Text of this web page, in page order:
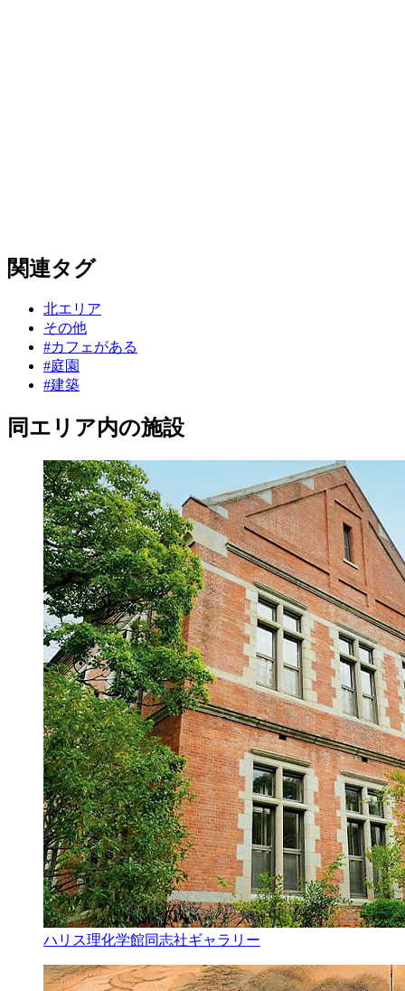
関連タグ
北エリア
その他
#カフェがある
#庭園
#建築
同エリア内の施設
ハリス理化学館同志社ギャラリー